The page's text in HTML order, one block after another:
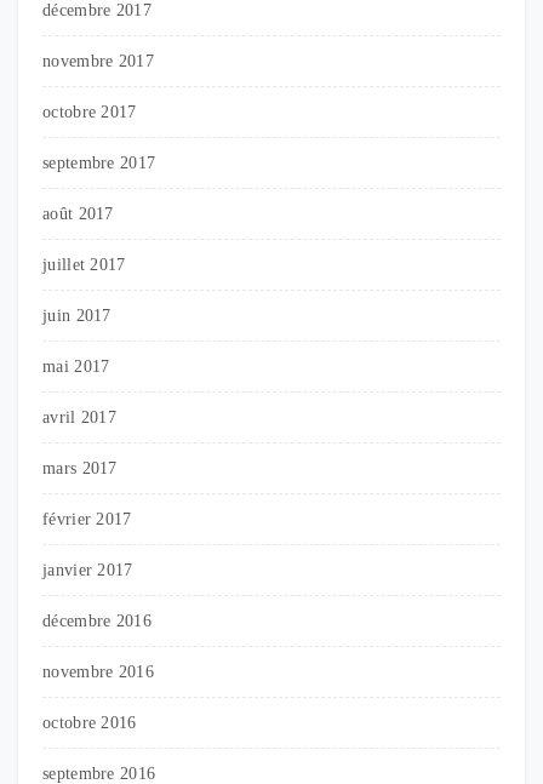
décembre 2017
novembre 2017
octobre 2017
septembre 2017
août 2017
juillet 2017
juin 2017
mai 2017
avril 2017
mars 2017
février 2017
janvier 2017
décembre 2016
novembre 2016
octobre 2016
septembre 2016